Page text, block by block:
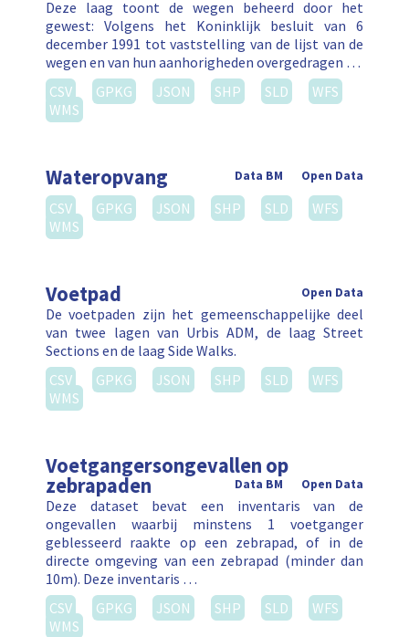
Deze laag toont de wegen beheerd door het
gewest: Volgens het Koninklijk besluit van 6
december 1991 tot vaststelling van de lijst van de
wegen en van hun aanhorigheden overgedragen …
CSV
GPKG JSON SHP SLD
WFS
WMS
Wateropvang Open Data
Data BM
CSV GPKG JSON SHP SLD
WFS
WMS
Voetpad Open Data
De voetpaden zijn het gemeenschappelijke deel
van twee lagen van Urbis ADM, de laag Street
Sections en de laag Side Walks.
CSV
GPKG JSON SHP SLD
WFS
WMS
Voetgangersongevallen op
zebrapaden Open Data
Data BM
Deze dataset bevat een inventaris van de
ongevallen waarbij minstens 1 voetganger
geblesseerd raakte op een zebrapad, of in de
directe omgeving van een zebrapad (minder dan
10m). Deze inventaris …
CSV
GPKG JSON SHP SLD
WFS
WMS